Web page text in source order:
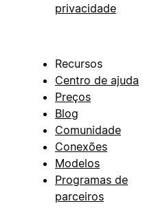
privacidade
Recursos
Centro de ajuda
Preços
Blog
Comunidade
Conexões
Modelos
Programas de
parceiros